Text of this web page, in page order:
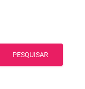
PESQUISAR